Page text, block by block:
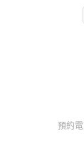
預約電